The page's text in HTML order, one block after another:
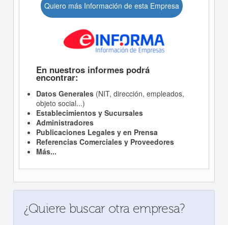
Quiero más Información de esta Empresa
En nuestros informes podrá
encontrar:
Datos Generales(NIT, dirección, empleados,
objeto social...)
Establecimientos y Sucursales
Administradores
Publicaciones Legales y en Prensa
Referencias Comerciales y Proveedores
Más...
¿Quiere buscar otra empresa?